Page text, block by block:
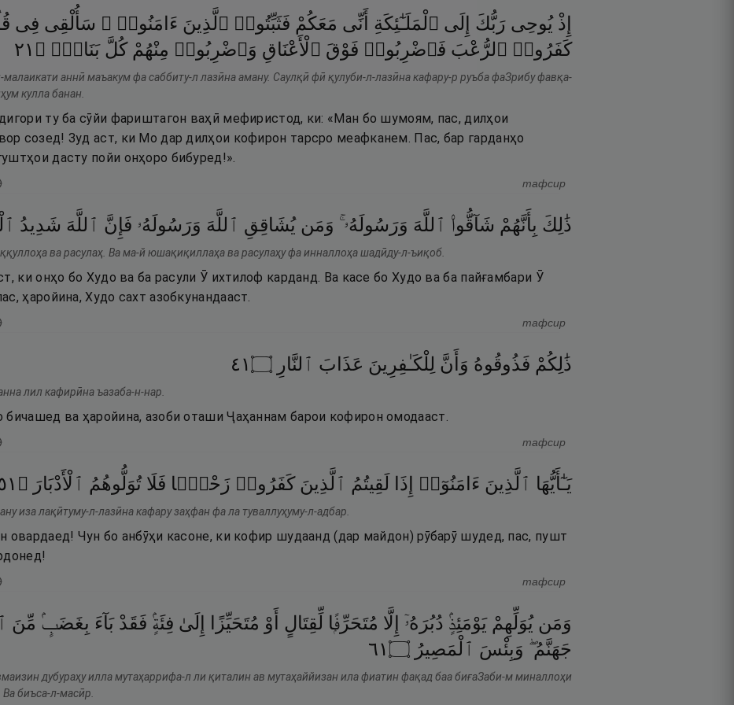
إِذْ يُوحِى رَبُّكَ إِلَى ٱلْمَلَـٰٓئِكَةِ أَنِّى مَعَكُمْ فَثَبِّتُوا۟ ٱلَّذِينَ ءَامَنُوا۟ ۚ سَأُلْقِى فِى
كَفَرُوا۟ ٱلرُّعْبَ فَٱضْرِبُوا۟ فَوْقَ ٱلْأَعْنَاقِ وَٱضْرِبُوا۟ مِنْهُمْ كُلَّ بَنَانٍۢ ۝ ١٢
малаикати аннӣ маъакум фа саббиту-л лазӣна аману. Саулқӣ фӣ қулуби-л-лазӣна кафару-р руъба фаЗрибу фавқа-
кулла банан.
ту ба сӯйи фариштагон ваҳӣ мефиристод, ки: «Ман бо шумоям, пас, дилҳои
созед! Зуд аст, ки Мо дар дилҳои кофирон тарсро меафканем. Пас, бар гарданҳо
дасту пойи онҳоро бибуред!».
тафсир
ذَٰلِكَ بِأَنَّهُمْ شَآقُّوا۟ ٱللَّهَ وَرَسُولَهُۥ ۚ وَمَن يُشَاقِقِ ٱللَّهَ وَرَسُولَهُۥ فَإِنَّ ٱللَّهَ شَدِيدُ
ва расулаҳ. Ва ма-й юшақиқиллаҳа ва расулаҳу фа инналлоҳа шадӣду-л-ъиқоб.
ки онҳо бо Худо ва ба расули Ӯ ихтилоф карданд. Ва касе бо Худо ва ба пайғамбари Ӯ
ҳаройина, Худо сахт азобкунандааст.
тафсир
ذَٰلِكُمْ فَذُوقُوهُ وَأَنَّ لِلْكَـٰفِرِينَ عَذَابَ ٱلنَّارِ ۝١٤
лил кафирӣна ъазаба-н-нар.
ва ҳаройина, азоби оташи Ҷаҳаннам барои кофирон омодааст.
тафсир
يَـٰٓأَيُّهَا ٱلَّذِينَ ءَامَنُوٓا۟ إِذَا لَقِيتُمُ ٱلَّذِينَ كَفَرُوا۟ زَحْفًۭا فَلَا تُوَلُّوهُمُ ٱلْأَدْبَارَ ۝
иза лақӣтуму-л-лазӣна кафару заҳфан фа ла туваллуҳуму-л-адбар.
овардаед! Чун бо анбӯҳи касоне, ки кофир шудаанд (дар майдон) рӯбарӯ шудед, пас, пушт
тафсир
وَمَن يُوَلِّهِمْ يَوْمَئِذٍۢ دُبُرَهُۥٓ إِلَّا مُتَحَرِّفًۭا لِّقِتَالٍ أَوْ مُتَحَيِّزًا إِلَىٰ فِئَةٍۢ فَقَدْ بَآءَ بِغَضَبٍۢ مِّنَ
جَهَنَّمُ ۖ وَبِئْسَ ٱلْمَصِيرُ ۝١٦
дубураҳу илла мутаҳаррифа-л ли қиталин ав мутаҳаййизан ила фиатин фақад баа биғаЗаби-м миналлоҳи
биъса-л-масӣр.